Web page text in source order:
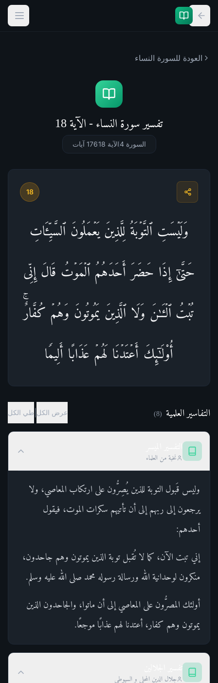
العودة للسورة النساء
تفسير سورة النساء - الآية 18
السورة 4 الآية 18 176 آيات
18
وَلَیۡسَتِ ٱلتَّوۡبَةُ لِلَّذِینَ یَعۡمَلُونَ ٱلسَّیِّـَٔاتِ
حَتَّىٰۤ إِذَا حَضَرَ أَحَدَهُمُ ٱلۡمَوۡتُ قَالَ إِنِّی
تُبۡتُ ٱلۡـَٔـٰنَ وَلَا ٱلَّذِینَ یَمُوتُونَ وَهُمۡ كُفَّارٌۚ
أُو۟لَـٰۤىِٕكَ أَعۡتَدۡنَا لَهُمۡ عَذَابًا أَلِیمࣰا
التفاسير العلمية (
8
) عرض الكل طي الكل
نخبة من العلماء
وليس قَبول التوبة للذين يُصِرُّون على ارتكاب المعاصي، ولا
يرجعون إلى ربهم إلى أن تأتيهم سكرات الموت، فيقول
أحدهم:
إني تبت الآن، كما لا تُقبل توبة الذين يموتون وهم جاحدون،
منكرون لوحدانية الله ورسالة رسوله محمد صلى الله عليه وسلم.
أولئك المصرُّون على المعاصي إلى أن ماتوا، والجاحدون الذين
يموتون وهم كفار، أعتدنا لهم عذابًا موجعًا.
جلال الدين المحلي و السيوطي